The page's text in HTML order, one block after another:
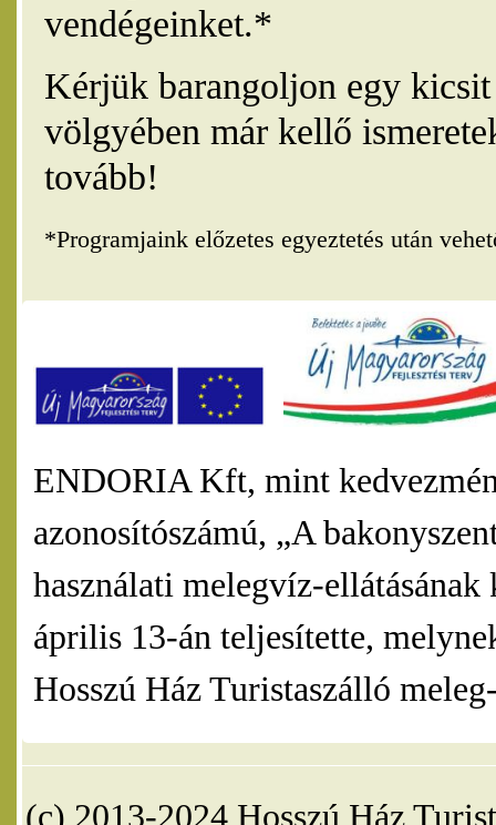
vendégeinket.*
Kérjük barangoljon egy
völgyében már kellő
tovább!
*Programjaink előzetes egyeztetés után
ENDORIA Kft, mint
azonosítószámú, „A
használati melegvíz-
április 13-án teljesítette,
Hosszú Ház Turistaszálló
(c) 2013-2024 Hosszú Ház